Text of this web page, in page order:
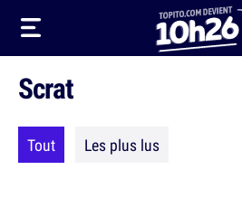
Scrat
Tout Les plus lus